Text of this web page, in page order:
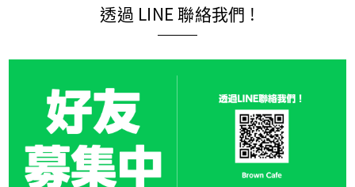
透過 LINE 聯絡我們 !